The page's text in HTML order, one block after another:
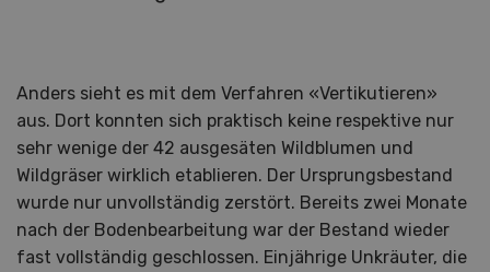
Anders sieht es mit dem Verfahren «Vertikutieren»
aus. Dort konnten sich praktisch keine respektive nur
sehr wenige der 42 ausgesäten Wildblumen und
Wildgräser wirklich etablieren. Der Ursprungsbestand
wurde nur unvollständig zerstört. Bereits zwei Monate
nach der Bodenbearbeitung war der Bestand wieder
fast vollständig geschlossen. Einjährige Unkräuter, die